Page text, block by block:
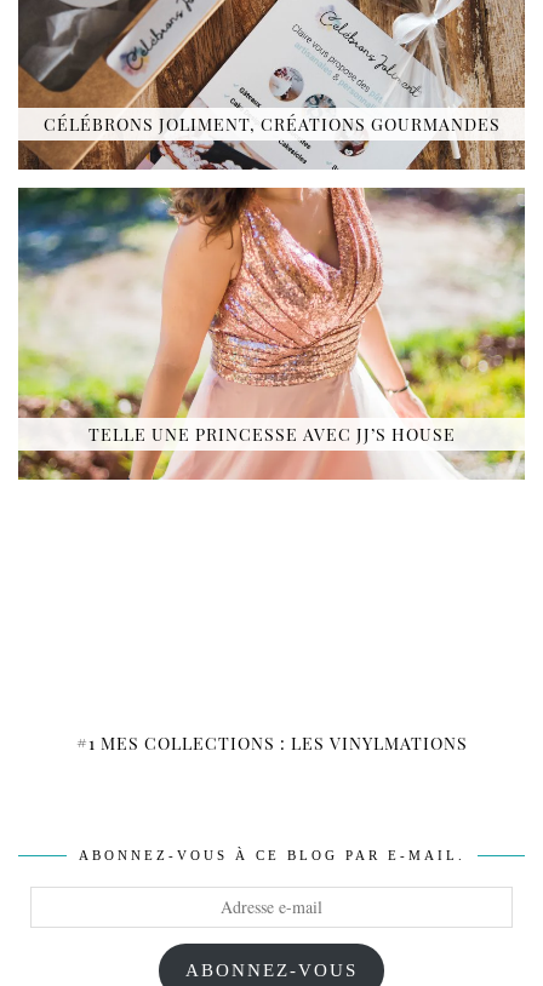
CÉLÉBRONS JOLIMENT, CRÉATIONS GOURMANDES
TELLE UNE PRINCESSE AVEC JJ’S HOUSE
#1 MES COLLECTIONS : LES VINYLMATIONS
ABONNEZ-VOUS À CE BLOG PAR E-MAIL.
ABONNEZ-VOUS